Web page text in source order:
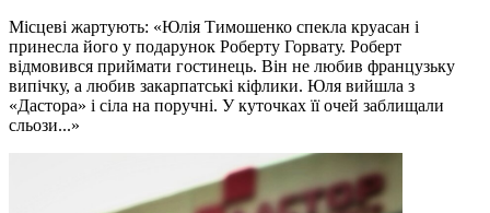
Місцеві жартують: «Юлія Тимошенко спекла круасан і
принесла його у подарунок Роберту Горвату. Роберт
відмовився приймати гостинець. Він не любив французьку
випічку, а любив закарпатські кіфлики. Юля вийшла з
«Дастора» і сіла на поручні. У куточках її очей заблищали
сльози...»